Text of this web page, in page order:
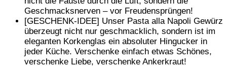
Geschmacksnerven – vor Freudensprüngen!
[GESCHENK-IDEE] Unser Pasta alla Napoli Gewürz
überzeugt nicht nur geschmacklich, sondern ist im
eleganten Korkenglas ein absoluter Hingucker in
jeder Küche. Verschenke einfach etwas Schönes,
verschenke Liebe, verschenke Ankerkraut!